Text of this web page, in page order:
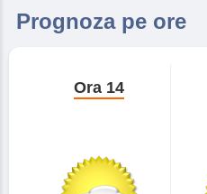
Prognoza pe ore
Ora 14